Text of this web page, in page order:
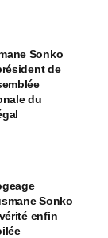
Sonko
de
du
Sonko
enfin